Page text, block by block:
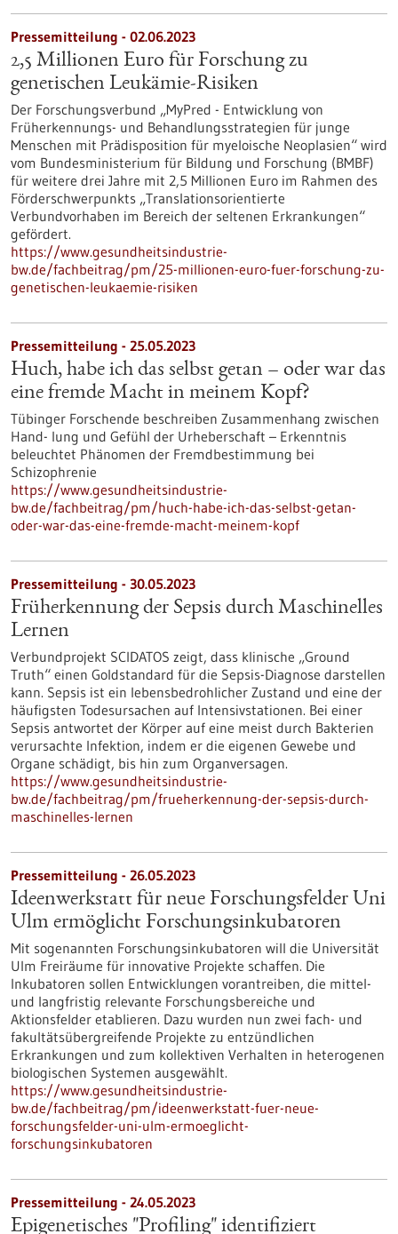
Pressemitteilung - 02.06.2023
2,5 Millionen Euro für Forschung zu
genetischen Leukämie-Risiken
Der Forschungsverbund „MyPred - Entwicklung von
Früherkennungs- und Behandlungsstrategien für junge
Menschen mit Prädisposition für myeloische Neoplasien“ wird
vom Bundesministerium für Bildung und Forschung (BMBF)
für weitere drei Jahre mit 2,5 Millionen Euro im Rahmen des
Förderschwerpunkts „Translationsorientierte
Verbundvorhaben im Bereich der seltenen Erkrankungen“
gefördert.
https://www.gesundheitsindustrie-
bw.de/fachbeitrag/pm/25-millionen-euro-fuer-forschung-zu-
genetischen-leukaemie-risiken
Pressemitteilung - 25.05.2023
Huch, habe ich das selbst getan – oder war das
eine fremde Macht in meinem Kopf?
Tübinger Forschende beschreiben Zusammenhang zwischen
Hand- lung und Gefühl der Urheberschaft – Erkenntnis
beleuchtet Phänomen der Fremdbestimmung bei
Schizophrenie
https://www.gesundheitsindustrie-
bw.de/fachbeitrag/pm/huch-habe-ich-das-selbst-getan-
oder-war-das-eine-fremde-macht-meinem-kopf
Pressemitteilung - 30.05.2023
Früherkennung der Sepsis durch Maschinelles
Lernen
Verbundprojekt SCIDATOS zeigt, dass klinische „Ground
Truth“ einen Goldstandard für die Sepsis-Diagnose darstellen
kann. Sepsis ist ein lebensbedrohlicher Zustand und eine der
häufigsten Todesursachen auf Intensivstationen. Bei einer
Sepsis antwortet der Körper auf eine meist durch Bakterien
verursachte Infektion, indem er die eigenen Gewebe und
Organe schädigt, bis hin zum Organversagen.
https://www.gesundheitsindustrie-
bw.de/fachbeitrag/pm/frueherkennung-der-sepsis-durch-
maschinelles-lernen
Pressemitteilung - 26.05.2023
Ideenwerkstatt für neue Forschungsfelder Uni
Ulm ermöglicht Forschungsinkubatoren
Mit sogenannten Forschungsinkubatoren will die Universität
Ulm Freiräume für innovative Projekte schaffen. Die
Inkubatoren sollen Entwicklungen vorantreiben, die mittel-
und langfristig relevante Forschungsbereiche und
Aktionsfelder etablieren. Dazu wurden nun zwei fach- und
fakultätsübergreifende Projekte zu entzündlichen
Erkrankungen und zum kollektiven Verhalten in heterogenen
biologischen Systemen ausgewählt.
https://www.gesundheitsindustrie-
bw.de/fachbeitrag/pm/ideenwerkstatt-fuer-neue-
forschungsfelder-uni-ulm-ermoeglicht-
forschungsinkubatoren
Pressemitteilung - 24.05.2023
Epigenetisches "Profiling" identifiziert